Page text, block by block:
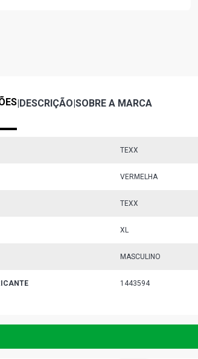
|DESCRIÇÃO|SOBRE A MARCA
TEXX
VERMELHA
TEXX
XL
MASCULINO
1443594